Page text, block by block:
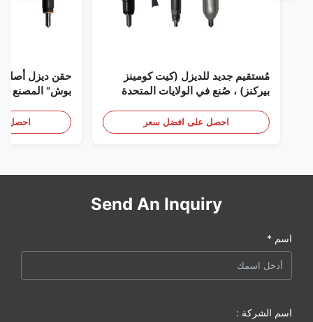
مُستقيم جديد للديزل (كيت كومينز
بيركنز) ، صُنع في الولايات المتحدة
(بيركنز) ، كل شيء جديد
احصل على افضل سعر
حقن ديزل
بوش" المصنع في
احصل
Send An Inquiry
اسم *
اسم الشركة :